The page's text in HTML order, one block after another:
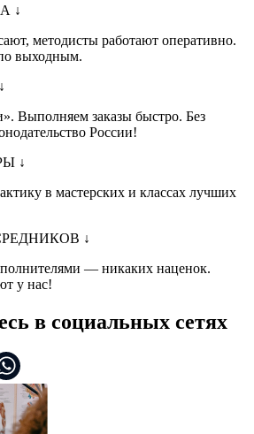
↓
методисты работают оперативно.
выходным.
↓
Выполняем заказы быстро. Без
России!
↓
в мастерских и классах лучших
↓
— никаких наценок.
у нас!
в социальных сетях